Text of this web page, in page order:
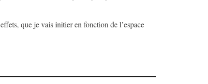
que je vais initier en fonction de l’espace